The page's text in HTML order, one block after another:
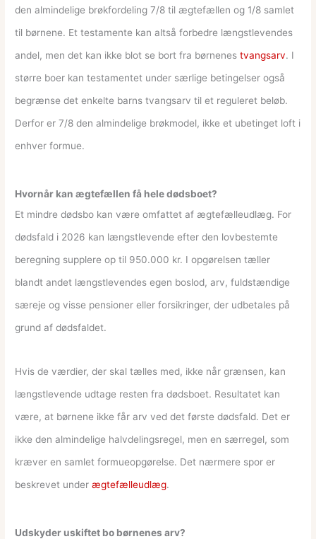
den almindelige brøkfordeling 7/8 til ægtefællen og 1/8 samlet
til børnene. Et testamente kan altså forbedre længstlevendes
andel, men det kan ikke blot se bort fra børnenestvangsarv. I
større boer kan testamentet under særlige betingelser også
begrænse det enkelte barns tvangsarv til et reguleret beløb.
Derfor er 7/8 den almindelige brøkmodel, ikke et ubetinget loft i
enhver formue.
Hvornår kan ægtefællen få hele dødsboet?
Et mindre dødsbo kan være omfattet af ægtefælleudlæg. For
dødsfald i 2026 kan længstlevende efter den lovbestemte
beregning supplere op til 950.000 kr. I opgørelsen tæller
blandt andet længstlevendes egen boslod, arv, fuldstændige
særeje og visse pensioner eller forsikringer, der udbetales på
grund af dødsfaldet.
Hvis de værdier, der skal tælles med, ikke når grænsen, kan
længstlevende udtage resten fra dødsboet. Resultatet kan
være, at børnene ikke får arv ved det første dødsfald. Det er
ikke den almindelige halvdelingsregel, men en særregel, som
kræver en samlet formueopgørelse. Det nærmere spor er
beskrevet underægtefælleudlæg.
Udskyder uskiftet bo børnenes arv?